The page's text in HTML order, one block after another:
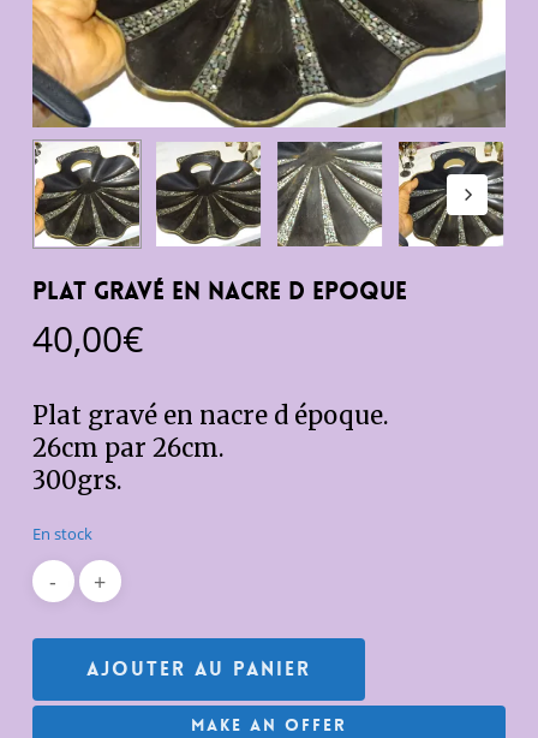
Plat gravé en nacre d epoque
40,00€
Plat gravé en nacre d époque.
26cm par 26cm.
300grs.
En stock
Ajouter Au Panier
Make An Offer